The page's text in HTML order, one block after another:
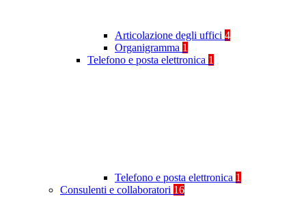
Articolazione degli uffici 4
Organigramma 1
Telefono e posta elettronica 1
Telefono e posta elettronica 1
Consulenti e collaboratori 16